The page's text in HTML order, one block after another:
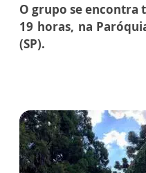
O grupo se encontra
19 horas, na
(SP).